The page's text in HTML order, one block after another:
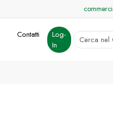
Contatti
Log-
In
cerca